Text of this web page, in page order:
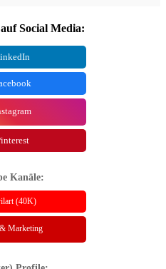
Social Media:
Kanäle:
(40K)
Marketing